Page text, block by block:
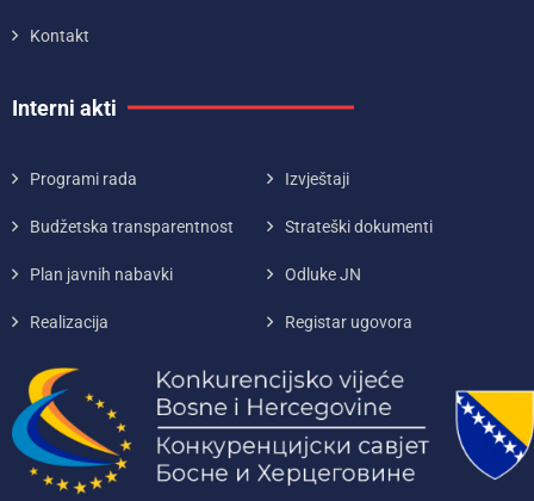
Kontakt
Interni akti
Programi rada Izvještaji
Budžetska transparentnost Strateški dokumenti
Plan javnih nabavki Odluke JN
Realizacija Registar ugovora